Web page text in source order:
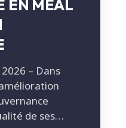
EN MEAL
– Dans
de ses…